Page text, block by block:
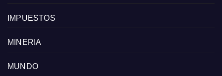
IMPUESTOS
MINERIA
MUNDO